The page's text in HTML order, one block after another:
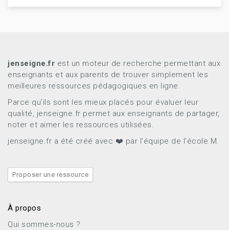
jenseigne.fr est un moteur de recherche permettant aux
enseignants et aux parents de trouver simplement les
meilleures ressources pédagogiques en ligne.
Parce qu’ils sont les mieux placés pour évaluer leur
qualité, jenseigne.fr permet aux enseignants de partager,
noter et aimer les ressources utilisées.
jenseigne.fr a été créé avec ❤️ par l'équipe de l'école M.
Proposer une ressource
À propos
Qui sommes-nous ?